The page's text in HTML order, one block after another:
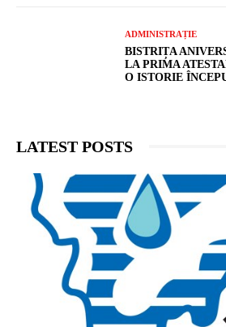
ADMINISTRAȚIE
BISTRIȚA
LA PRIMA
O ISTORIE
LATEST POSTS